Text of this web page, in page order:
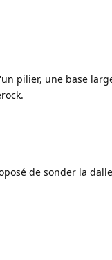
pilier, une base
de sonder la